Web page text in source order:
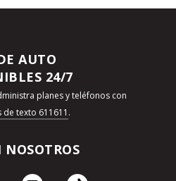
AUTO
24/7
planes y teléfonos con
de texto 611611 .
NOSOTROS